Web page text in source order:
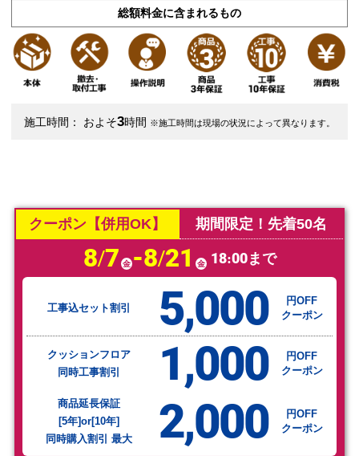
総額料金に含まれるもの
施工時間： およそ3時間 ※施工時間は現場の状況によって異なります。
クーポン【併用OK】 期間限定！先着50名
8/7 金-8/21 金 18:00まで
工事込セット割引 5,000
円OFF
クーポン
クッションフロア
同時工事割引
1,000
円OFF
クーポン
商品延長保証
[5年]or[10年]
同時購入割引 最大
2,000
円OFF
クーポン